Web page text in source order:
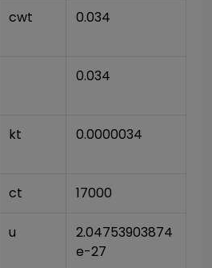
cwt 0.034
0.034
kt 0.0000034
ct 17000
u
2.04753903874
e-27